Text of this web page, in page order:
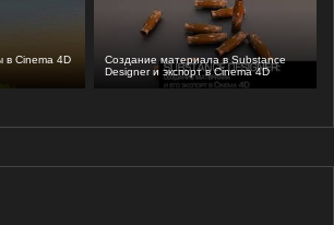
в Cinema 4D
Cоздание материала в Substance
Designer и экспорт в Cinema 4D